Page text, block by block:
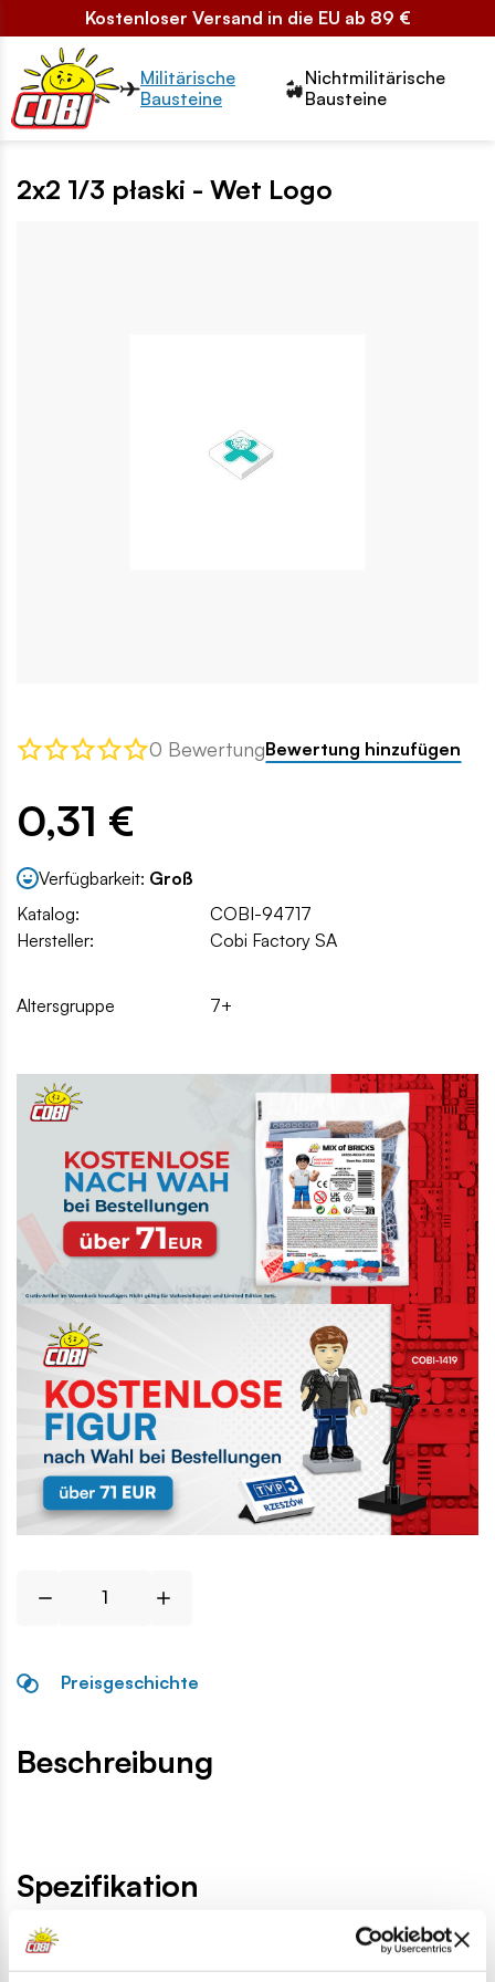
Kostenloser Versand in die EU ab 89 €
Przełącznik segmentów2
Militärische
Bausteine
Nichtmilitärische
Bausteine
2x2 1/3 płaski - Wet Logo
0 BewertungBewertung hinzufügen
0,31 €
Verfügbarkeit: Groß
Katalog:
COBI-94717
Hersteller:
Cobi Factory SA
Altersgruppe 7+
Preisgeschichte
Beschreibung
Spezifikation
Katalog-Nr.:
COBI-94717